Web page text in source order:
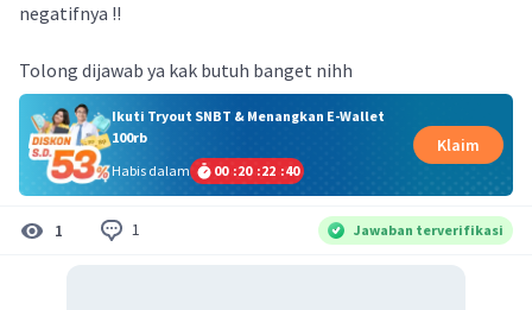
negatifnya !!
Tolong dijawab ya kak butuh banget nihh
Ikuti Tryout SNBT & Menangkan E-Wallet
100rb
Habis dalam
00 :20 :22 :39
Klaim
1 1 Jawaban terverifikasi